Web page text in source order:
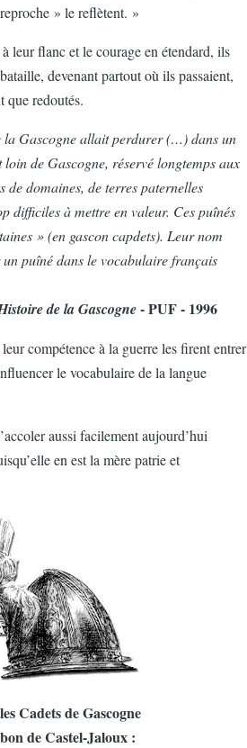
» le reflètent. »
leur flanc et le courage en étendard, ils
devenant partout où ils passaient,
que redoutés.
Gascogne allait perdurer (…) dans un
de Gascogne, réservé longtemps aux
de domaines, de terres paternelles
difficiles à mettre en valeur. Ces puînés
» (en gascon capdets). Leur nom
puîné dans le vocabulaire français
de la Gascogne- PUF - 1996
compétence à la guerre les firent entrer
le vocabulaire de la langue
aussi facilement aujourd’hui
en est la mère patrie et
Cadets de Gascogne
de Castel-Jaloux :